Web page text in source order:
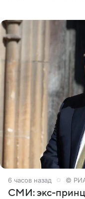
6 часов назад ©
СМИ: экс-